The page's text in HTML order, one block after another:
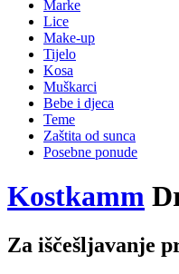
Marke
Lice
Make-up
Tijelo
Kosa
Muškarci
Bebe i djeca
Teme
Zaštita od sunca
Posebne ponude
Kostkamm
Za iščešljavanje